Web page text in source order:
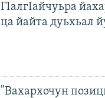
ГIалгIайчуьра
ца йайта дуьхьал
"Вахархочун